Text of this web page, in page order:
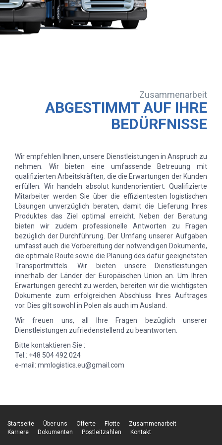
Zusammenarbeit
ABGESTIMMT AUF IHRE
BEDÜRFNISSE
Wir empfehlen Ihnen, unsere Dienstleistungen in Anspruch zu
nehmen. Wir bieten eine umfassende Betreuung mit
qualifizierten Arbeitskräften, die die Erwartungen der Kunden
erfüllen. Wir handeln absolut kundenorientiert. Qualifizierte
Mitarbeiter werden Sie über die effizientesten logistischen
Lösungen unverzüglich beraten, damit die Lieferung Ihres
Produktes das Ziel optimal erreicht. Neben der Beratung
bieten wir zudem professionelle Antworten zu Fragen
bezüglich der Durchführung. Der Umfang unserer Aufgaben
umfasst auch die Vorbereitung der notwendigen Dokumente,
die optimale Route sowie die Planung des dafür geeignetsten
Transportmittels. Wir bieten unsere Dienstleistungen
innerhalb der Länder der Europäischen Union an. Um Ihren
Erwartungen gerecht zu werden, bereiten wir die wichtigsten
Dokumente zum erfolgreichen Abschluss Ihres Auftrages
vor. Dies gilt sowohl in Polen als auch im Ausland.
Wir freuen uns, all Ihre Fragen bezüglich unserer
Dienstleistungen zufriedenstellend zu beantworten.
Bitte kontaktieren Sie :
Tel.: +48 504 492 024
e-mail: mmlogistics.eu@gmail.com
Startseite Über uns Offerte Flotte
Zusammenarbeit
Karriere
Dokumenten Postleitzahlen Kontakt